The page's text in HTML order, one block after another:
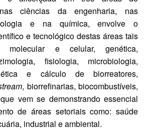
ciências da engenharia, nas
e na química, envolve o
e tecnológico destas áreas tais
molecular e celular, genética,
fisiologia, microbiologia,
e cálculo de biorreatores,
, biorrefinarias, biocombustíveis,
vem se demonstrando essencial
de áreas setoriais como: saúde
industrial e ambiental.